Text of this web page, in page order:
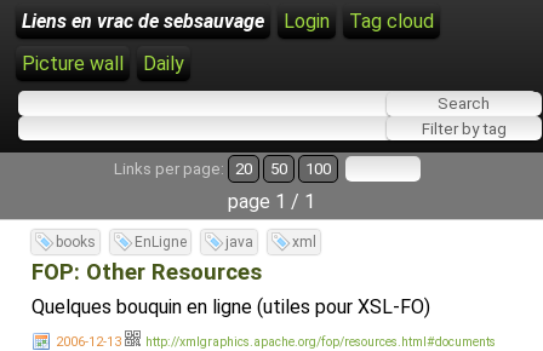
Liens en vrac de sebsauvage Login
Tag cloud
Picture wall
Daily
Links per page: 20 50 100
page 1 / 1
books EnLigne java xml
FOP: Other Resources
Quelques bouquin en ligne (utiles pour XSL-FO)
2006-12-13 http://xmlgraphics.apache.org/fop/resources.html#documents